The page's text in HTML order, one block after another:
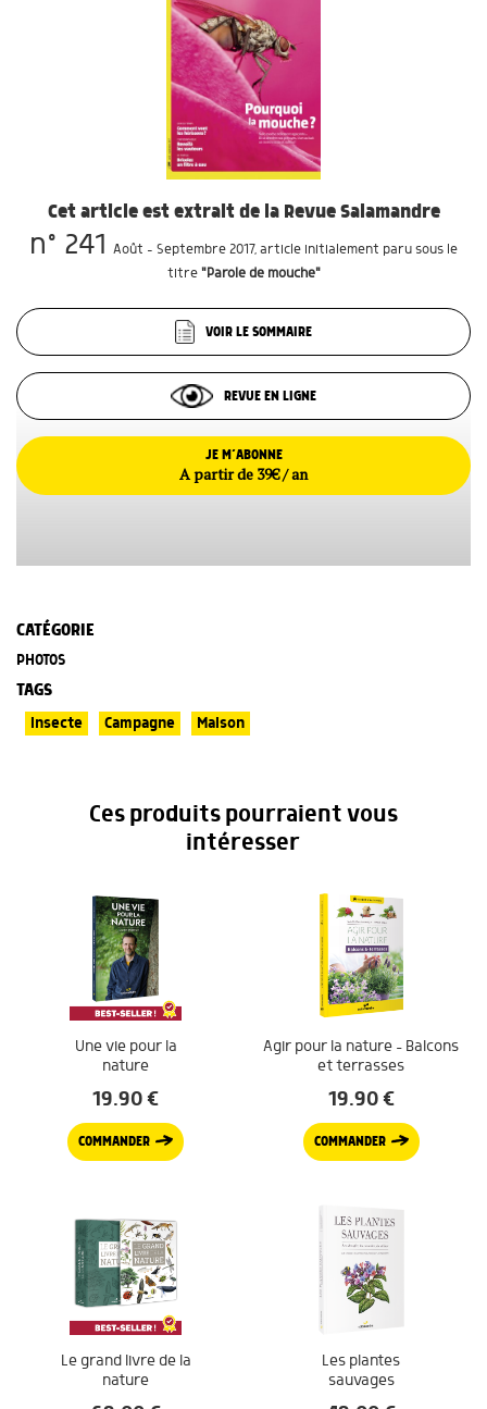
Cet article est extrait de la Revue Salamandre
n° 241 Août - Septembre 2017, article initialement paru sous le
titre "Parole de mouche"
VOIR LE SOMMAIRE
REVUE EN LIGNE
JE M’ABONNE
A partir de 39€ / an
CATÉGORIE
PHOTOS
TAGS
Insecte Campagne Maison
Ces produits pourraient vous
intéresser
Une vie pour la
nature
19.90€
COMMANDER
Agir pour la nature – Balcons
et terrasses
19.90€
COMMANDER
Le grand livre de la
nature
Les plantes
sauvages